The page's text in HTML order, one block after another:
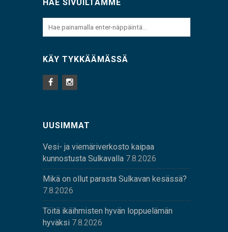
HAE SIVUILTAMME
KÄY TYKKÄÄMÄSSÄ
UUSIMMAT
Vesi- ja viemäriverkosto kaipaa
kunnostusta Sulkavalla 7.8.2026
Mikä on ollut parasta Sulkavan kesässä?
7.8.2026
Töitä ikäihmisten hyvän loppuelämän
hyväksi 7.8.2026